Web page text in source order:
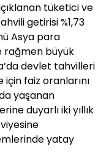
tüketici ve
getirisi %1,73
Asya para
rağmen büyük
devlet tahvilleri
faiz oranlarını
yaşanan
duyarlı iki yıllık
yatay